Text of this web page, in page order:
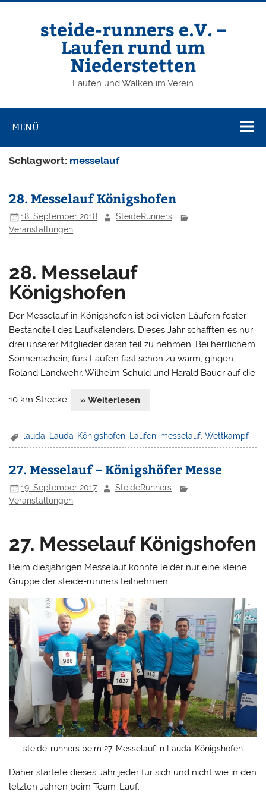
Zum
steide-runners e.V. –
Laufen rund um
Niederstetten
Laufen und Walken im Verein
MENÜ
Schlagwort: messelauf
28. Messelauf Königshofen
18. September 2018
SteideRunners
Veranstaltungen
28. Messelauf
Königshofen
Der Messelauf in Königshofen ist bei vielen Läufern fester
Bestandteil des Laufkalenders. Dieses Jahr schafften es nur
drei unserer Mitglieder daran teil zu nehmen. Bei herrlichem
Sonnenschein, fürs Laufen fast schon zu warm, gingen
Roland Landwehr, Wilhelm Schuld und Harald Bauer auf die
10 km Strecke. » Weiterlesen
lauda, Lauda-Königshofen, Laufen, messelauf,Wettkampf
27. Messelauf – Königshöfer Messe
19. September 2017
SteideRunners
Veranstaltungen
27. Messelauf Königshofen
Beim diesjährigen Messelauf konnte leider nur eine kleine
Gruppe der steide-runners teilnehmen.
steide-runners beim 27. Messelauf in Lauda-Königshofen
Daher startete dieses Jahr jeder für sich und nicht wie in den
letzten Jahren beim Team-Lauf.